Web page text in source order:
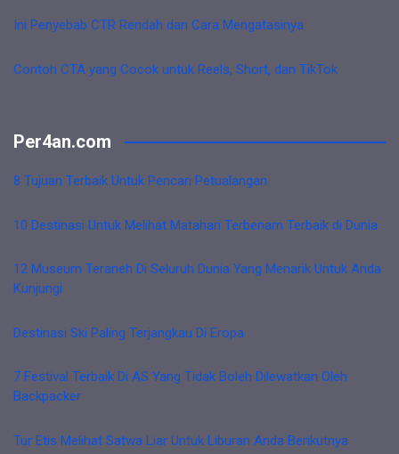
Ini Penyebab CTR Rendah dan Cara Mengatasinya
Contoh CTA yang Cocok untuk Reels, Short, dan TikTok
Per4an.com
8 Tujuan Terbaik Untuk Pencari Petualangan
10 Destinasi Untuk Melihat Matahari Terbenam Terbaik di Dunia
12 Museum Teraneh Di Seluruh Dunia Yang Menarik Untuk Anda
Kunjungi
Destinasi Ski Paling Terjangkau Di Eropa
7 Festival Terbaik Di AS Yang Tidak Boleh Dilewatkan Oleh
Backpacker
Tur Etis Melihat Satwa Liar Untuk Liburan Anda Berikutnya